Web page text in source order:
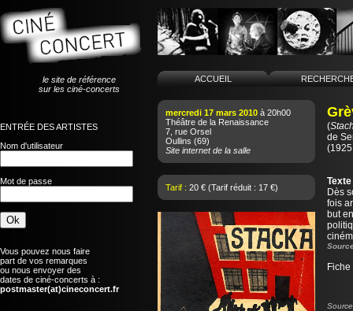
le site de référence
sur les ciné-concerts
ENTRÉE DES ARTISTES
Nom d'utilisateur
Mot de passe
Vous pouvez nous faire
part de vos remarques
ou nous envoyer des
dates de ciné-concerts à :
postmaster(at)cineconcert.fr
ACCUEIL
mercredi 17 mars 2010 à 20h00
Théâtre de la Renaissance
7, rue Orsel
Oullins (69)
Site internet de la salle
Tarif : 20 € (Tarif réduit : 17 €)
(
de
Dès
fois
but